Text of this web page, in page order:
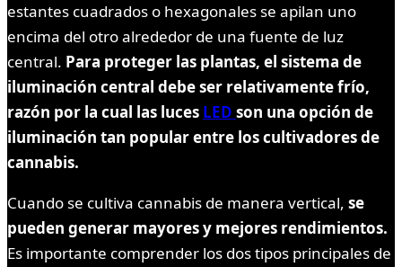
estantes cuadrados o hexagonales se apilan uno
encima del otro alrededor de una fuente de luz
central. Para proteger las plantas, el sistema de
iluminación central debe ser relativamente frío,
razón por la cual las luces LED son una opción de
iluminación tan popular entre los cultivadores de
cannabis.
Cuando se cultiva cannabis de manera vertical, se
pueden generar mayores y mejores rendimientos.
Es importante comprender los dos tipos principales de